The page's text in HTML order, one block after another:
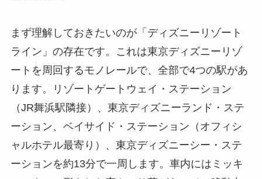
まず理解しておきたいのが「ディズニーリゾート
ライン」の存在です。これは東京ディズニーリゾ
ートを周回するモノレールで、全部で4つの駅があ
ります。リゾートゲートウェイ・ステーション
（JR舞浜駅隣接）、東京ディズニーランド・ステ
ーション、ベイサイド・ステーション（オフィシ
ャルホテル最寄り）、東京ディズニーシー・ステ
ーションを約13分で一周します。車内にはミッキ